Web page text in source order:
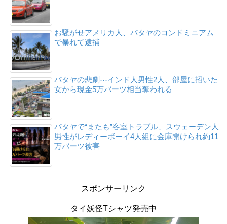
お騒がせアメリカ人、パタヤのコンドミニアム
で暴れて逮捕
パタヤの悲劇⋯インド人男性2人、部屋に招いた
女から現金5万バーツ相当奪われる
パタヤで“またも”客室トラブル、スウェーデン人
男性がレディーボーイ4人組に金庫開けられ約11
万バーツ被害
スポンサーリンク
タイ妖怪Tシャツ発売中